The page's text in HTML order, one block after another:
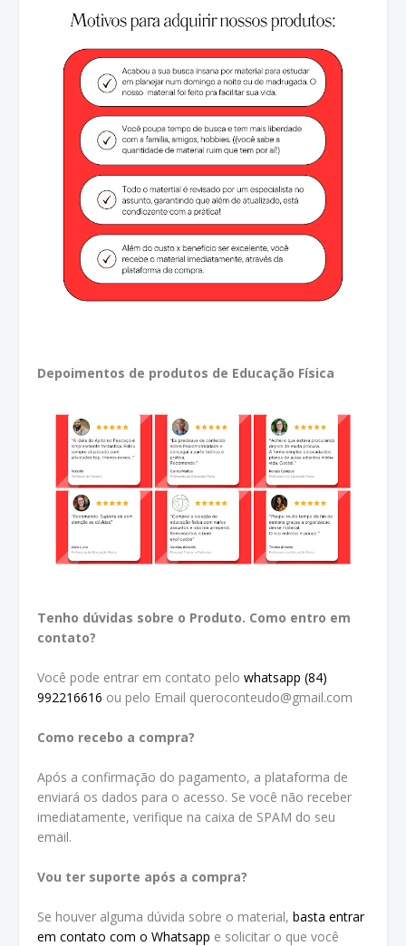
Depoimentos de produtos de Educação Física
Tenho dúvidas sobre o Produto. Como entro em
contato?
Você pode entrar em contato pelo whatsapp (84)
992216616 ou pelo Email queroconteudo@gmail.com
Como recebo a compra?
Após a confirmação do pagamento, a plataforma de
enviará os dados para o acesso. Se você não receber
imediatamente, verifique na caixa de SPAM do seu
email.
Vou ter suporte após a compra?
Se houver alguma dúvida sobre o material, basta entrar
em contato com o Whatsapp e solicitar o que você